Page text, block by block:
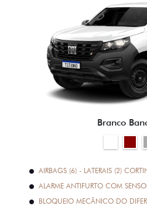
Branco
AIRBAGS (6) - LATERAIS (2)
ALARME ANTIFURTO COM
BLOQUEIO MECÂNICO DO